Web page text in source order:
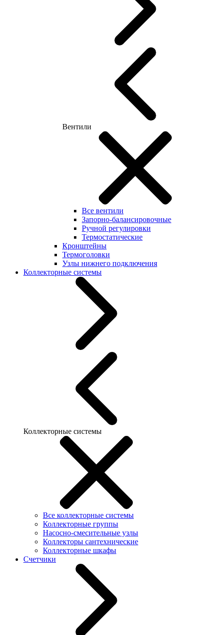
Вентили
Все вентили
Запорно-балансировочные
Ручной регулировки
Термостатические
Кронштейны
Термоголовки
Узлы нижнего подключения
Коллекторные системы
Коллекторные системы
Все коллекторные системы
Коллекторные группы
Насосно-смесительные узлы
Коллекторы сантехнические
Коллекторные шкафы
Счетчики